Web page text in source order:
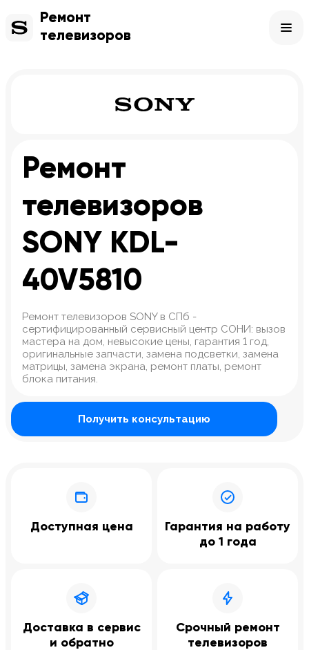
Ремонт
телевизоров
Ремонт
телевизоров
SONY KDL-
40V5810
Ремонт телевизоров SONY в СПб -
сертифицированный сервисный центр СОНИ: вызов
мастера на дом, невысокие цены, гарантия 1 год,
оригинальные запчасти, замена подсветки, замена
матрицы, замена экрана, ремонт платы, ремонт
блока питания.
Получить консультацию
Доступная цена
Гарантия на работу
до 1 года
Доставка в сервис
и обратно
Срочный ремонт
телевизоров